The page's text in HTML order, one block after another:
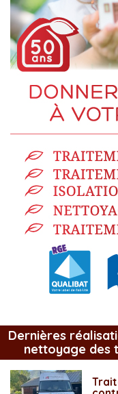
Dernières
nettoyage des